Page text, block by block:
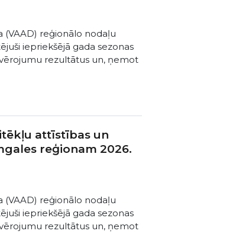
(VAAD) reģionālo nodaļu
iepriekšējā gada sezonas
rezultātus un, ņemot
attīstības un
reģionam 2026.
(VAAD) reģionālo nodaļu
iepriekšējā gada sezonas
rezultātus un, ņemot